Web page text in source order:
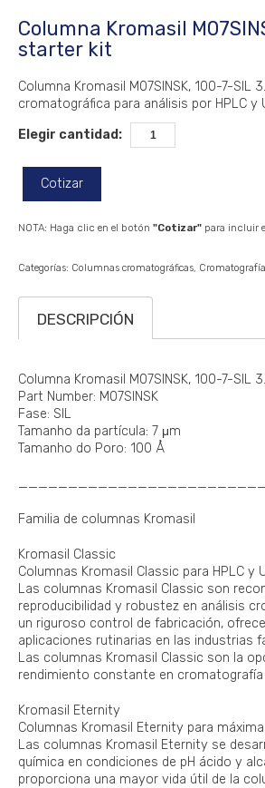
Columna Kromasil
starter kit
Columna Kromasil M07SINSK, 100-7-
cromatográfica para análisis por HPLC y
Elegir cantidad:
Cotizar
NOTA: Haga clic en el botón "Cotizar" para incluir
Categorías: Columnas cromatográficas Cromatografía
DESCRIPCIÓN
Columna Kromasil M07SINSK, 100-7-
Part Number: M07SINSK
Fase: SIL
Tamanho da partícula: 7 μm
Tamanho do Poro: 100 Å
Familia de columnas Kromasil
Kromasil Classic
Columnas Kromasil Classic para HPLC y
Las columnas Kromasil Classic son
reproducibilidad y robustez en análisis
un riguroso control de fabricación,
aplicaciones rutinarias en las industrias
Las columnas Kromasil Classic son la
rendimiento constante en cromatografía
Kromasil Eternity
Columnas Kromasil Eternity para
Las columnas Kromasil Eternity se
química en condiciones de pH ácido y
proporciona una mayor vida útil de la